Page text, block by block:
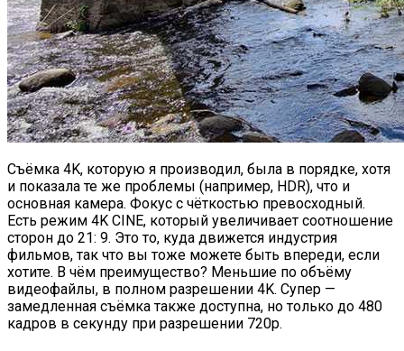
Съёмка 4K, которую я производил, была в порядке, хотя
и показала те же проблемы (например, HDR), что и
основная камера. Фокус с чёткостью превосходный.
Есть режим 4K CINE, который увеличивает соотношение
сторон до 21: 9. Это то, куда движется индустрия
фильмов, так что вы тоже можете быть впереди, если
хотите. В чём преимущество? Меньшие по объёму
видеофайлы, в полном разрешении 4K. Супер —
замедленная съёмка также доступна, но только до 480
кадров в секунду при разрешении 720p.